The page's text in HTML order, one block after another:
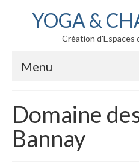
YOGA &
Création d'Espaces
Menu
CHAMANISME
STAGES CLASSIQUES
Domaine
Bannay